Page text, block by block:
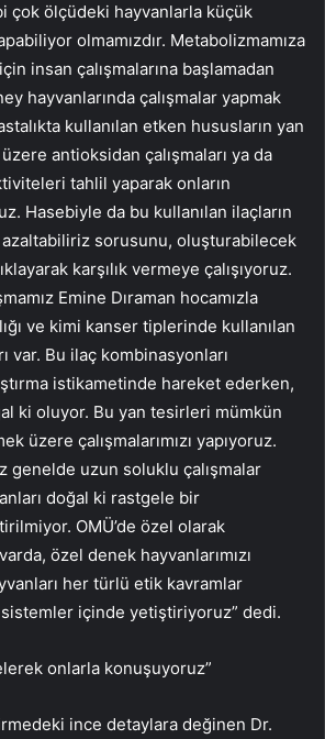
çok ölçüdeki hayvanlarla küçük
olmamızdır. Metabolizmamıza
insan çalışmalarına başlamadan
hayvanlarında çalışmalar yapmak
kullanılan etken hususların yan
antioksidan çalışmaları ya da
tahlil yaparak onların
Hasebiyle da bu kullanılan ilaçların
sorusunu, oluşturabilecek
karşılık vermeye çalışıyoruz.
Emine Dıraman hocamızla
ve kimi kanser tiplerinde kullanılan
var. Bu ilaç kombinasyonları
istikametinde hareket ederken,
ki oluyor. Bu yan tesirleri mümkün
üzere çalışmalarımızı yapıyoruz.
genelde uzun soluklu çalışmalar
doğal ki rastgele bir
OMÜ’de özel olarak
özel denek hayvanlarımızı
her türlü etik kavramlar
içinde yetiştiriyoruz” dedi.
onlarla konuşuyoruz”
ince detaylara değinen Dr.